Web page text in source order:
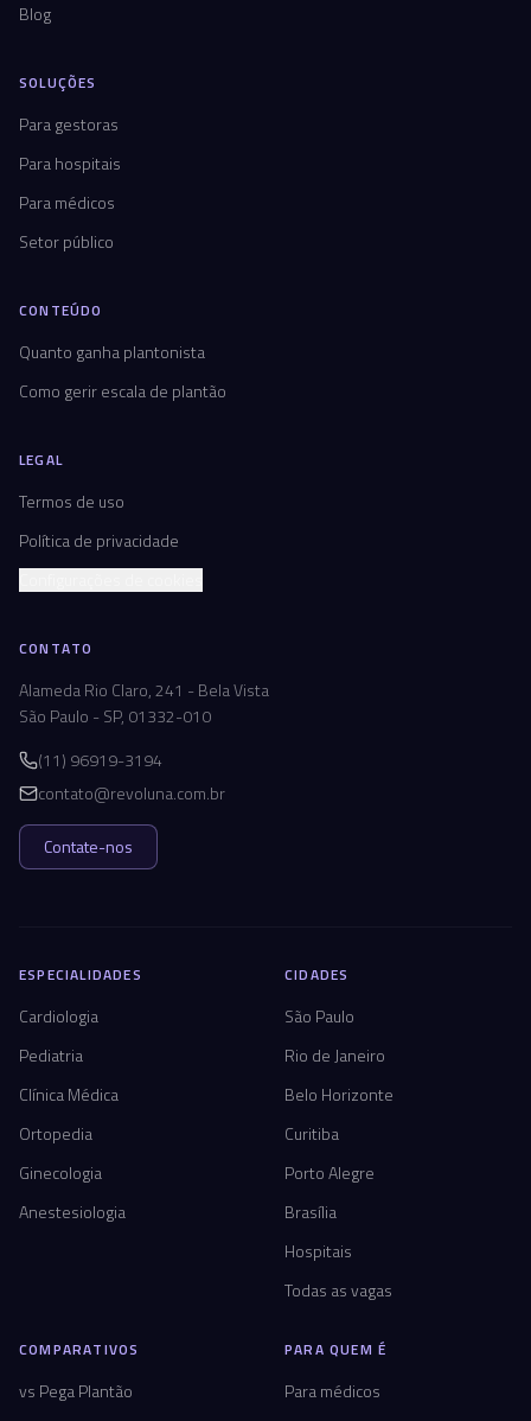
Blog
SOLUÇÕES
Para gestoras
Para hospitais
Para médicos
Setor público
CONTEÚDO
Quanto ganha plantonista
Como gerir escala de plantão
LEGAL
Termos de uso
Política de privacidade
CONTATO
Alameda Rio Claro, 241 - Bela Vista
São Paulo - SP, 01332-010
(11) 96919-3194
contato@revoluna.com.br
Contate-nos
ESPECIALIDADES
Cardiologia
Pediatria
Clínica Médica
Ortopedia
Ginecologia
Anestesiologia
CIDADES
São Paulo
Rio de Janeiro
Belo Horizonte
Curitiba
Porto Alegre
Brasília
Hospitais
Todas as vagas
COMPARATIVOS
vs Pega Plantão
PARA QUEM É
Para médicos